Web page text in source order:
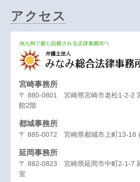
アクセス
宮崎事務所
〒 880-0801 宮崎県宮崎市老松1-2-2
館2階
都城事務所
〒 885-0072 宮崎県都城市上町13-18
延岡事務所
〒 882-0823 宮崎県延岡市中町2-1-7
室